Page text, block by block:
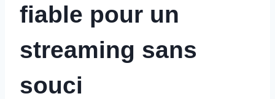
fiable pour un
streaming sans
souci